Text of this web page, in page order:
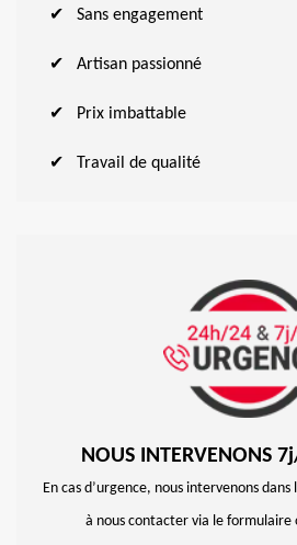
Sans engagement
Artisan passionné
Prix imbattable
Travail de qualité
NOUS INTERVENONS
En cas d’urgence, nous intervenons
à nous contacter via le formulaire